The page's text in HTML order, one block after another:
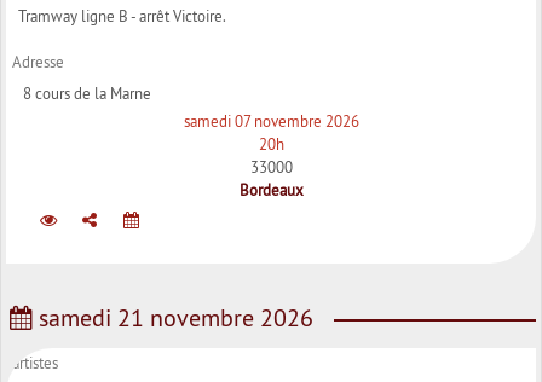
Tramway ligne B - arrêt Victoire.
Adresse
8 cours de la Marne
samedi 07 novembre 2026
20h
33000
Bordeaux
samedi 21 novembre 2026
artistes